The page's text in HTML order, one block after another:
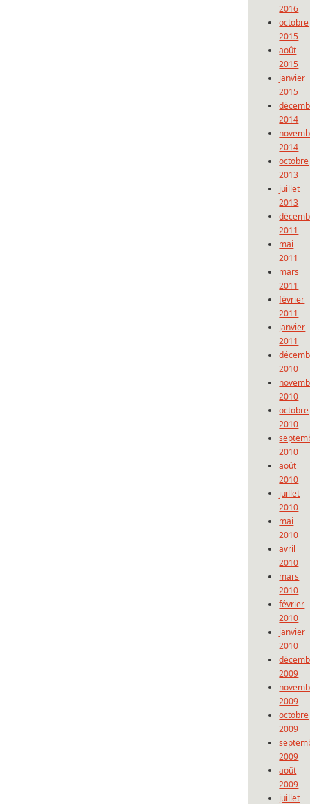
2016
octobre
2015
août
2015
janvier
2015
2014
2014
octobre
2013
juillet
2013
2011
mai
2011
mars
2011
février
2011
janvier
2011
2010
2010
octobre
2010
2010
août
2010
juillet
2010
mai
2010
avril
2010
mars
2010
février
2010
janvier
2010
2009
2009
octobre
2009
2009
août
2009
juillet